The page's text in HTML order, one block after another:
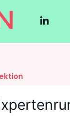
L
i
k
i
n